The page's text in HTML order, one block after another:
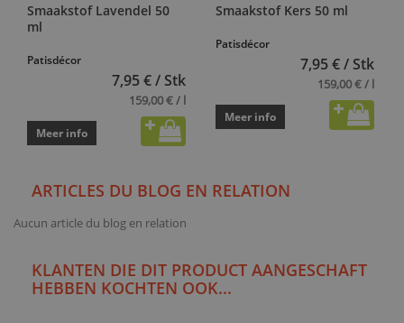
Smaakstof Lavendel 50
ml
Patisdécor
7,95 € / Stk
159,00 € / l
Meer info
Smaakstof Kers 50 ml
Patisdécor
7,95 € / Stk
159,00 € / l
Meer info
ARTICLES DU BLOG EN RELATION
Aucun article du blog en relation
KLANTEN DIE DIT PRODUCT AANGESCHAFT
HEBBEN KOCHTEN OOK...